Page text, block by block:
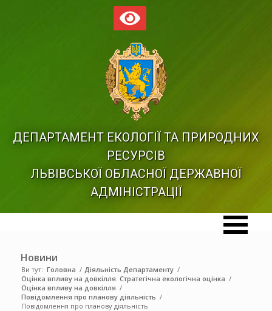
ДЕПАРТАМЕНТ ЕКОЛОГІЇ ТА ПРИРОДНИХ
РЕСУРСІВ
ЛЬВІВСЬКОЇ ОБЛАСНОЇ ДЕРЖАВНОЇ
АДМІНІСТРАЦІЇ
Новини
Ви тут: Головна / Діяльність Департаменту /
Оцінка впливу на довкілля. Стратегічна екологічна оцінка /
Оцінка впливу на довкілля /
Повідомлення про планову діяльність /
Повідомлення про планову діяльність